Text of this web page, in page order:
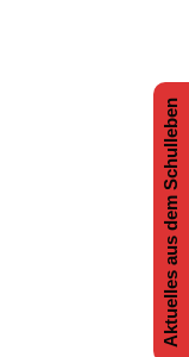
Aktuelles aus dem Schulleben